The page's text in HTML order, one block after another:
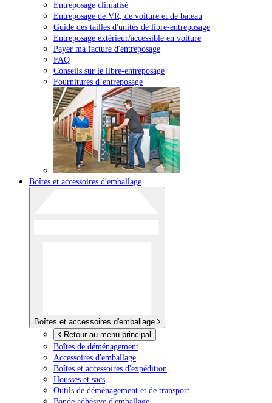
Entreposage climatisé
Entreposage de VR, de voiture et de bateau
Guide des tailles d'unités de libre-entreposage
Entreposage extérieur/accessible en voiture
Payer ma facture d'entreposage
FAQ
Conseils sur le libre-entreposage
Fournitures d’entreposage
Boîtes et accessoires d'emballage
Boîtes et accessoires d'emballage
Retour au menu principal
Boîtes de déménagement
Accessoires d'emballage
Boîtes et accessoires d'expédition
Housses et sacs
Outils de déménagement et de transport
Bande adhésive d'emballage